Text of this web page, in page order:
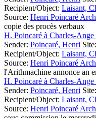
Recipient/Object: Laisant,
Source: Henri Poincaré
copie des procès verbaux
H. Poincaré à Charles-Ange
Sender: Poincaré, Henri Site:
Recipient/Object: Laisant,
Source: Henri Poincaré
l'Arithmachine annonce an
H. Poincaré à Charles-Ange
Sender: Poincaré, Henri Site:
Recipient/Object: Laisant,
Source: Henri Poincaré